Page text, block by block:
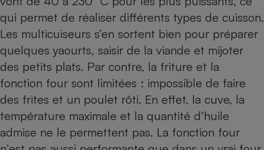
qui permet de réaliser différents types de cuisson.
Les multicuiseurs s’en sortent bien pour préparer
quelques yaourts, saisir de la viande et mijoter
des petits plats. Par contre, la friture et la
fonction four sont limitées : impossible de faire
des frites et un poulet rôti. En effet, la cuve, la
température maximale et la quantité d’huile
admise ne le permettent pas. La fonction four